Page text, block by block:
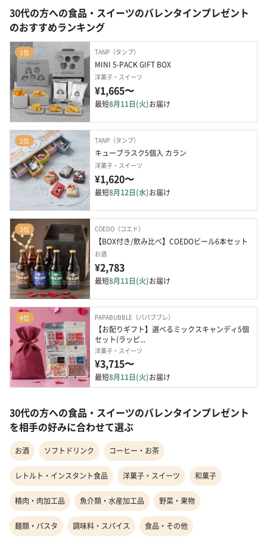
30代の方への食品・スイーツのバレンタインプレゼント
のおすすめランキング
1位 TANP（タンプ）
MINI 5-PACK GIFT BOX
洋菓子・スイーツ
¥1,665〜
最短8月11日(火)お届け
2位 TANP（タンプ）
キューブラスク5個入 カラン
洋菓子・スイーツ
¥1,620〜
最短8月12日(水)お届け
3位 COEDO（コエド）
【BOX付き/飲み比べ】COEDOビール6本セット
お酒
¥2,783
最短8月11日(火)お届け
4位 PAPABUBBLE（パパブブレ）
【お配りギフト】選べるミックスキャンディ5個
セット(ラッピ...
洋菓子・スイーツ
¥3,715〜
最短8月11日(火)お届け
30代の方への食品・スイーツのバレンタインプレゼント
を相手の好みに合わせて選ぶ
お酒 ソフトドリンク コーヒー・お茶
レトルト・インスタント食品 洋菓子・スイーツ 和菓子
精肉・肉加工品 魚介類・水産加工品 野菜・果物
麺類・パスタ 調味料・スパイス 食品・その他